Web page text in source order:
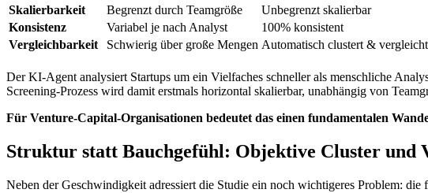
Skalierbarkeit
Begrenzt durch Teamgröße
Unbegrenzt skalierbar
Konsistenz
Variabel je nach Analyst
100% konsistent
Vergleichbarkeit
Schwierig über große Mengen Automatisch clustert & vergleicht
Der KI-Agent analysiert Startups um ein Vielfaches schneller als menschliche
Screening-Prozess wird damit erstmals horizontal skalierbar, unabhängig von
Für Venture-Capital-Organisationen bedeutet das einen fundamentalen
Struktur statt Bauchgefühl: Objektive Cluster und
Neben der Geschwindigkeit adressiert die Studie ein noch wichtigeres Problem: die